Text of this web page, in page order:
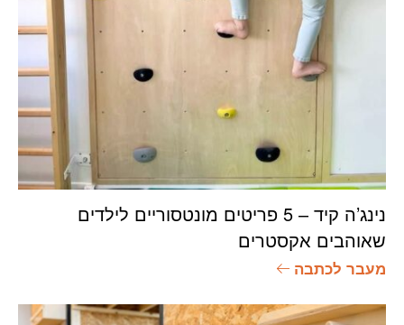
נינג’ה קיד – 5 פריטים מונטסוריים לילדים
שאוהבים אקסטרים
מעבר לכתבה